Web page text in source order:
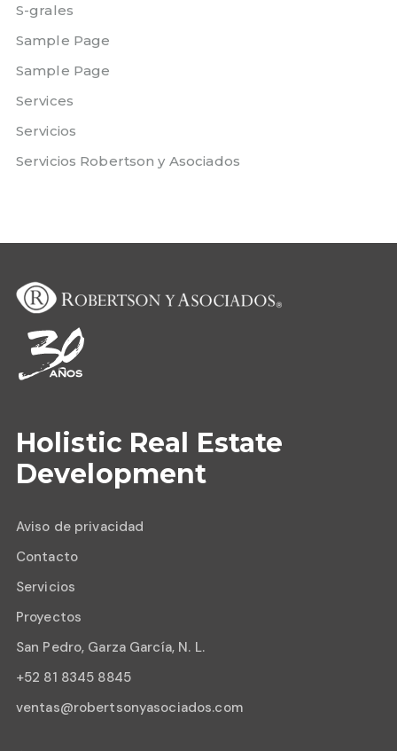
S-grales
Sample Page
Sample Page
Services
Servicios
Servicios Robertson y Asociados
Holistic Real Estate
Development
Aviso de privacidad
Contacto
Servicios
Proyectos
San Pedro, Garza García, N. L.
+52 81 8345 8845
ventas@robertsonyasociados.com